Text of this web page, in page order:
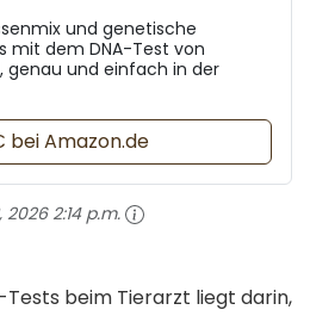
und genetische
mit dem DNA-Test von
genau und einfach in der
bei Amazon.de
2026 2:14 p.m.
Tests beim Tierarzt liegt darin,